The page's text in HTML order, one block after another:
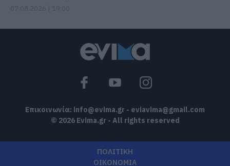
Επικοινωνία: info@evima.gr - eviavima@gmail.com
© 2026 Evima.gr - All rights reserved
ΠΟΛΙΤΙΚΗ
ΟΙΚΟΝΟΜΙΑ